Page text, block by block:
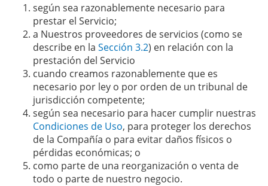
según sea razonablemente necesario para
prestar el Servicio;
a Nuestros proveedores de servicios (como se
describe en la Sección 3.2) en relación con la
prestación del Servicio
cuando creamos razonablemente que es
necesario por ley o por orden de un tribunal de
jurisdicción competente;
según sea necesario para hacer cumplir nuestras
Condiciones de Uso, para proteger los derechos
de la Compañía o para evitar daños físicos o
pérdidas económicas; o
como parte de una reorganización o venta de
todo o parte de nuestro negocio.